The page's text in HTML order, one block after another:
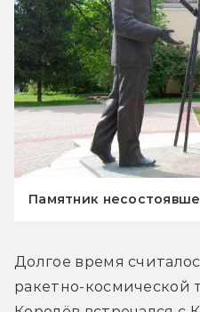
Памятник
Долгое время
ракетно-космической